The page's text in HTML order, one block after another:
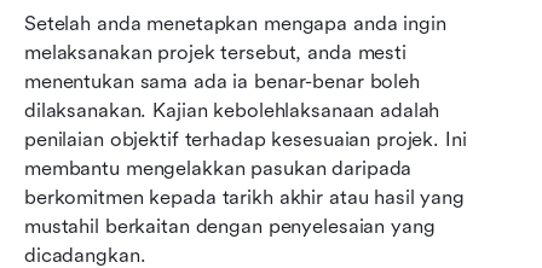
Setelah anda menetapkan mengapa anda ingin
melaksanakan projek tersebut, anda mesti
menentukan sama ada ia benar-benar boleh
dilaksanakan. Kajian kebolehlaksanaan adalah
penilaian objektif terhadap kesesuaian projek. Ini
membantu mengelakkan pasukan daripada
berkomitmen kepada tarikh akhir atau hasil yang
mustahil berkaitan dengan penyelesaian yang
dicadangkan.